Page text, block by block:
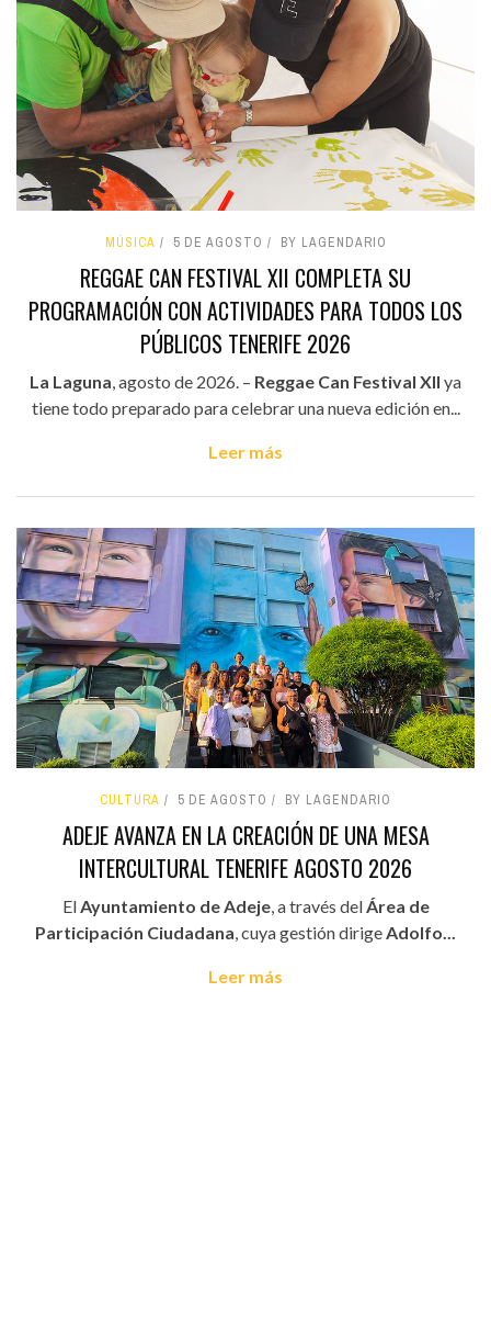
MÚSICA 5 DE AGOSTO BY LAGENDARIO
REGGAE CAN FESTIVAL XII COMPLETA SU
PROGRAMACIÓN CON ACTIVIDADES PARA TODOS LOS
PÚBLICOS TENERIFE 2026
La Laguna, agosto de 2026. – Reggae Can Festival XII ya
tiene todo preparado para celebrar una nueva edición en...
Leer más
CULTURA 5 DE AGOSTO BY LAGENDARIO
ADEJE AVANZA EN LA CREACIÓN DE UNA MESA
INTERCULTURAL TENERIFE AGOSTO 2026
ElAyuntamiento de Adeje, a través delÁrea de
Participación Ciudadana, cuya gestión dirigeAdolfo...
Leer más